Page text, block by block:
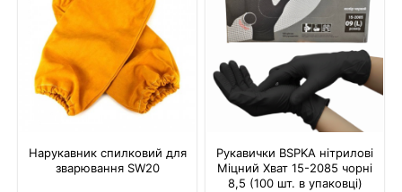
Нарукавник спилковий для
зварювання SW20
Рукавички BSPKA нітрилові
Міцний Хват 15-2085 чорні
8,5 (100 шт. в упаковці)